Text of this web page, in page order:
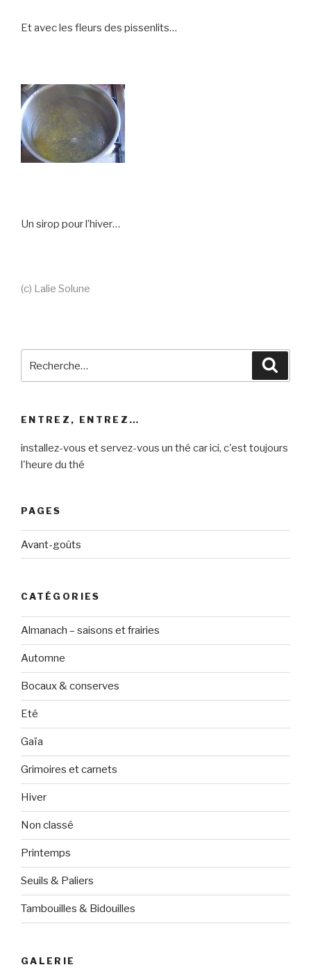
Et avec les fleurs des pissenlits…
Un sirop pour l’hiver…
(c) Lalie Solune
pour
ENTREZ, ENTREZ…
installez-vous et servez-vous un thé car ici, c'est toujours
l'heure du thé
PAGES
Avant-goûts
CATÉGORIES
Almanach – saisons et frairies
Automne
Bocaux & conserves
Eté
Gaïa
Grimoires et carnets
Hiver
Non classé
Printemps
Seuils & Paliers
Tambouilles & Bidouilles
GALERIE